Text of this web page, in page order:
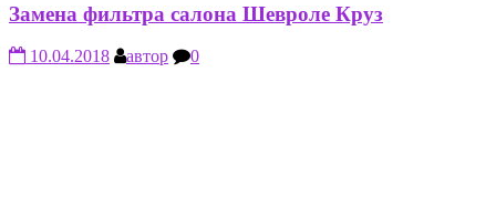
Замена фильтра салона Шевроле Круз
10.04.2018 автор 0